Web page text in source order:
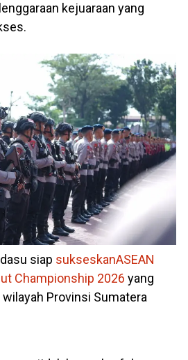
kejuaraan yang
siap sukseskanASEAN
Championship 2026 yang
Provinsi Sumatera